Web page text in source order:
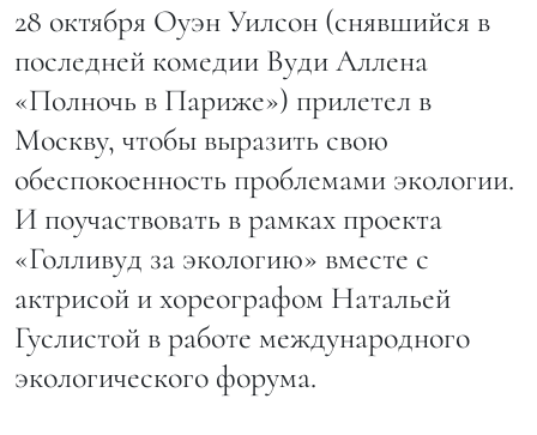
28 октября Оуэн Уилсон (снявшийся в
последней комедии Вуди Аллена
«Полночь в Париже») прилетел в
Москву, чтобы выразить свою
обеспокоенность проблемами экологии.
И поучаствовать в рамках проекта
«Голливуд за экологию» вместе с
актрисой и хореографом Натальей
Гуслистой в работе международного
экологического форума.